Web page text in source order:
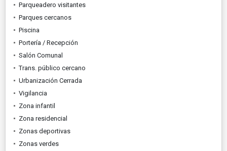
Parqueadero visitantes
Parques cercanos
Piscina
Portería / Recepción
Salón Comunal
Trans. público cercano
Urbanización Cerrada
Vigilancia
Zona infantil
Zona residencial
Zonas deportivas
Zonas verdes